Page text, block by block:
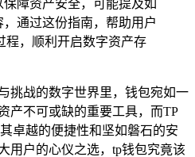
障资产安全，可能提及如
通过这份指南，帮助用户
程，顺利开启数字资产存
挑战的数字世界里，钱包宛如一
产不可或缺的重要工具，而TP
卓越的便捷性和坚如磐石的安
用户的心仪之选，tp钱包究竟该